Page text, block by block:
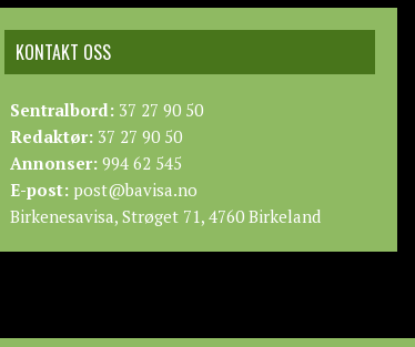
KONTAKT OSS
Sentralbord: 37 27 90 50
Redaktør: 37 27 90 50
Annonser: 994 62 545
E-post: post@bavisa.no
Birkenesavisa, Strøget 71, 4760 Birkeland